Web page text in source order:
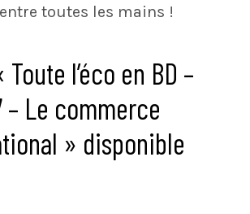
toutes les mains !
Toute l’éco en BD –
– Le commerce
» disponible